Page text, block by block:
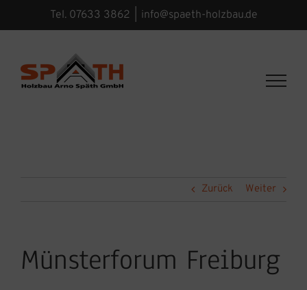
Inhalt
Tel. 07633 3862 info@spaeth-holzbau.de
Zurück Weiter
Münsterforum Freiburg